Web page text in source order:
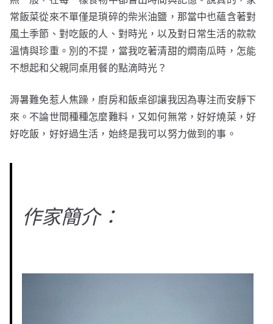
常飯菜從來不單僅是瑣碎的柴米油鹽，那當中也蘊含著對
風土季節、對吃飯的人、對時光，以及對日常生活的款款
溫情與珍重。別的不提，當我吃著清甜的燜南瓜時，怎能
不想起和父親同桌用餐的點滴時光？
溽暑難免惹人焦躁，廚房和飯桌卻讓我因為專注而安靜下
來。不論世間種種怎麼難料，又如何無常，好好燒菜，好
好吃飯，好好過生活，始終是我可以努力做到的事。
作家簡介：